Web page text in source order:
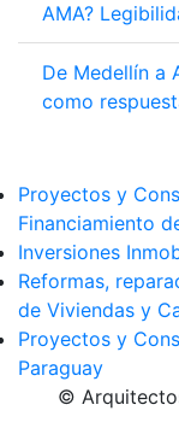
AMA?
De Medellín a
como
Proyectos y
Financiamiento
Inversiones
Reformas,
de Viviendas y
Proyectos y
Paraguay
©